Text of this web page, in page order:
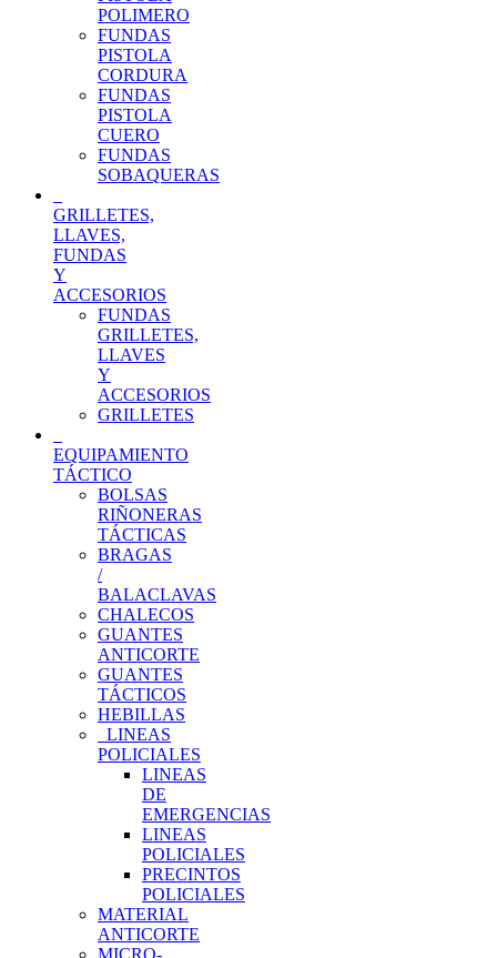
POLIMERO
FUNDAS
PISTOLA
CORDURA
FUNDAS
PISTOLA
CUERO
FUNDAS
SOBAQUERAS
GRILLETES,
LLAVES,
FUNDAS
Y
ACCESORIOS
FUNDAS
GRILLETES,
LLAVES
Y
ACCESORIOS
GRILLETES
EQUIPAMIENTO
TÁCTICO
BOLSAS
RIÑONERAS
TÁCTICAS
BRAGAS
/
BALACLAVAS
CHALECOS
GUANTES
ANTICORTE
GUANTES
TÁCTICOS
HEBILLAS
LINEAS
POLICIALES
LINEAS
DE
EMERGENCIAS
LINEAS
POLICIALES
PRECINTOS
POLICIALES
MATERIAL
ANTICORTE
MICRO-